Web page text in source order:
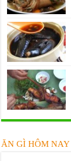
ĂN GÌ HÔM NAY